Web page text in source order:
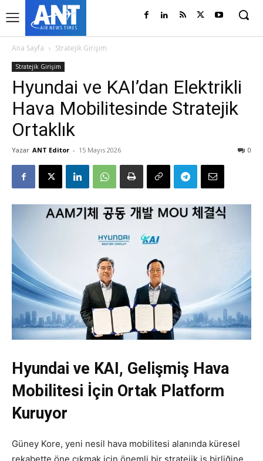
Ana Sayfa Stratejik Girişim
Stratejik Girişim
Hyundai ve KAI’dan Elektrikli
Hava Mobilitesinde Stratejik
Ortaklık
Yazar ANT Editor - 15 Mayıs 2026 0
Hyundai ve KAI, Gelişmiş Hava
Mobilitesi İçin Ortak Platform
Kuruyor
Güney Kore, yeni nesil hava mobilitesi alanında küresel